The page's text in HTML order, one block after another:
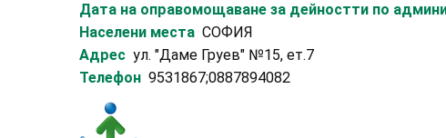
Дата на оправомощаване за дейностти по
Населени места СОФИЯ
Адрес ул. "Даме Груев" №15, ет.7
Телефон 9531867;0887894082